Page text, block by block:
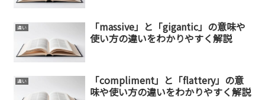
違い
「massive」と「gigantic」の意味や
使い方の違いをわかりやすく解説
違い
「compliment」と「flattery」の意
味や使い方の違いをわかりやすく解説